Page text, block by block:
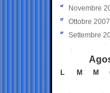
Novembre
Ottobre 2007
Settembre
L M M